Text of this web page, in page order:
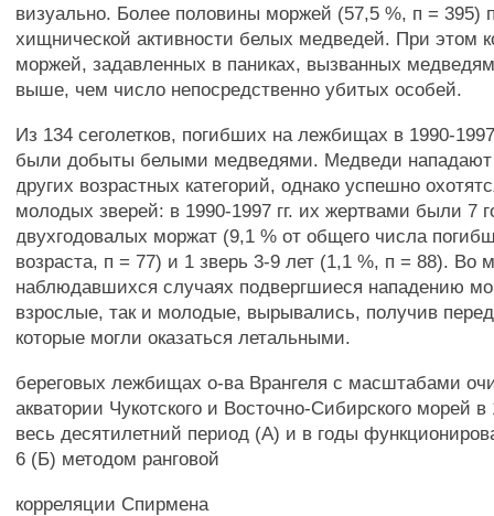
визуально. Более половины моржей (57,5 %, п = 395)
хищнической активности белых медведей. При этом
моржей, задавленных в паниках, вызванных
выше, чем число непосредственно убитых особей.
Из 134 сеголетков, погибших на лежбищах в 1990-
были добыты белыми медведями. Медведи
других возрастных категорий, однако успешно
молодых зверей: в 1990-1997 гг. их жертвами были 7
двухгодовалых моржат (9,1 % от общего числа
возраста, п = 77) и 1 зверь 3-9 лет (1,1 %, п = 88). Во
наблюдавшихся случаях подвергшиеся нападению
взрослые, так и молодые, вырывались, получив
которые могли оказаться летальными.
береговых лежбищах о-ва Врангеля с масштабами
акватории Чукотского и Восточно-Сибирского морей в
весь десятилетний период (А) и в годы
6 (Б) методом ранговой
корреляции Спирмена